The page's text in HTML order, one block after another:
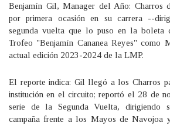
Benjamín Gil, Manager del Año: Charros
por primera ocasión en su carrera --
segunda vuelta que lo puso en la boleta
Trofeo "Benjamín Cananea Reyes" como
actual edición 2023-2024 de la LMP.
El reporte indica: Gil llegó a los Charros
institución en el circuito; reportó el 28 de
serie de la Segunda Vuelta, dirigiendo
campaña frente a los Mayos de Navojoa